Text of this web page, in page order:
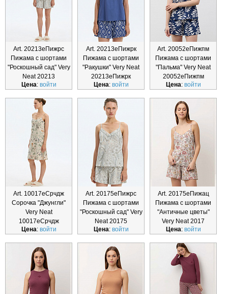
Art. 20213еПижрс
Пижама с шортами
"Роскошный сад" Very
Neat 20213
Цена: войти
Art. 20213еПижрк
Пижама с шортами
"Ракушки" Very Neat
20213еПижрк
Цена: войти
Art. 20052еПижпм
Пижама с шортами
"Пальма" Very Neat
20052еПижпм
Цена: войти
Art. 10017еСрчдж
Сорочка "Джунгли"
Very Neat
10017еСрчдж
Цена: войти
Art. 20175еПижрс
Пижама с шортами
"Роскошный сад" Very
Neat 20175
Цена: войти
Art. 20175еПижац
Пижама с шортами
"Античные цветы"
Very Neat 2017
Цена: войти